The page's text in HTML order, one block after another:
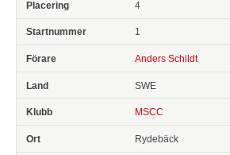
4
1
Anders Schildt
SWE
MSCC
Rydebäck